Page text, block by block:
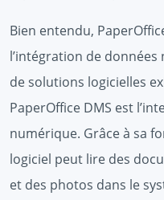
Bien entendu,
l’intégration de
de solutions logicielles
PaperOffice DMS est
numérique. Grâce à sa
logiciel peut lire des
et des photos dans le